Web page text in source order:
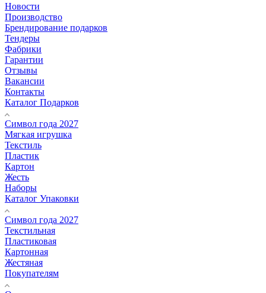
Новости
Производство
Брендирование подарков
Тендеры
Фабрики
Гарантии
Отзывы
Вакансии
Контакты
Каталог Подарков
Символ года 2027
Мягкая игрушка
Текстиль
Пластик
Картон
Жесть
Наборы
Каталог Упаковки
Символ года 2027
Текстильная
Пластиковая
Картонная
Жестяная
Покупателям